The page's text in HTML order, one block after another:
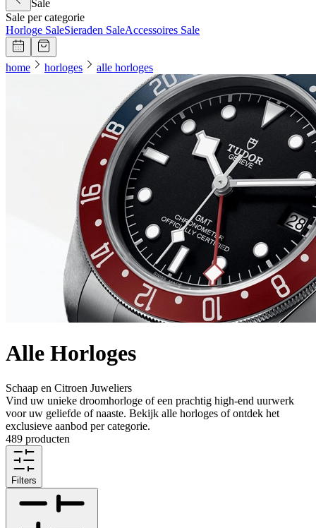
Sale
Sale per categorie
Horloge SaleSieraden SaleAccessoires Sale
home horloges alle horloges
Alle Horloges
Schaap en Citroen Juweliers
Vind uw unieke droomhorloge of een prachtig high-end uurwerk
voor uw geliefde of naaste. Bekijk alle horloges of ontdek het
exclusieve aanbod per categorie.
489 producten
Filters